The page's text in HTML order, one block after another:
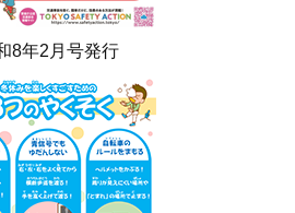
8年2月号発行